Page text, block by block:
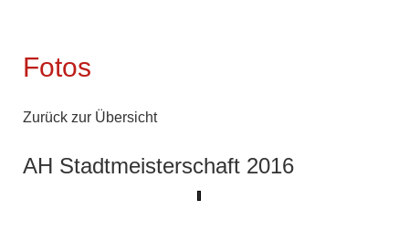
Fotos
Zurück zur Übersicht
AH Stadtmeisterschaft 2016